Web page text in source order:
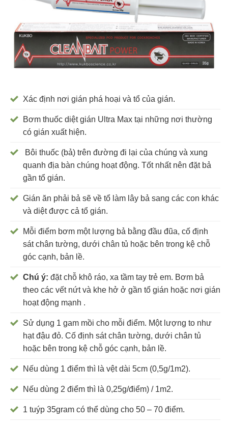
Xác định nơi gián phá hoại và tổ của gián.
Bơm thuốc diệt gián Ultra Max tại những nơi thường
có gián xuất hiện.
Bôi thuốc (bả) trên đường đi lại của chúng và xung
quanh địa bàn chúng hoạt động. Tốt nhất nên đặt bả
gần tổ gián.
Gián ăn phải bả sẽ về tổ làm lây bả sang các con khác
và diệt được cả tổ gián.
Mỗi điểm bơm một lượng bả bằng đầu đũa, cố định
sát chân tường, dưới chân tủ hoặc bên trong kệ chỗ
góc cạnh, bản lề.
Chú ý: đặt chỗ khô ráo, xa tầm tay trẻ em. Bơm bả
theo các vết nứt và khe hở ở gần tổ gián hoặc nơi gián
hoạt động mạnh .
Sử dụng 1 gam mồi cho mỗi điểm. Một lượng to như
hạt đậu đỏ. Cố định sát chân tường, dưới chân tủ
hoặc bên trong kệ chỗ góc cạnh, bản lề.
Nếu dùng 1 điểm thì là vệt dài 5cm (0,5g/1m2).
Nếu dùng 2 điểm thì là 0,25g/điểm) / 1m2.
1 tuýp 35gram có thể dùng cho 50 – 70 điểm.